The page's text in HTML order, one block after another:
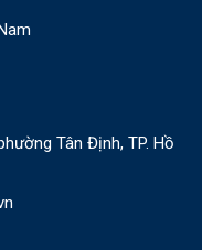
Tân Định, TP. Hồ